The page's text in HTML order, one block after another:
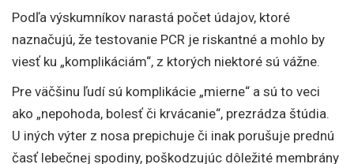
Podľa výskumníkov narastá počet údajov, ktoré
naznačujú, že testovanie PCR je riskantné a mohlo by
viesť ku „komplikáciám“, z ktorých niektoré sú vážne.
Pre väčšinu ľudí sú komplikácie „mierne“ a sú to veci
ako „nepohoda, bolesť či krvácanie“, prezrádza štúdia.
U iných výter z nosa prepichuje či inak porušuje prednú
časť lebečnej spodiny, poškodzujúc dôležité membrány